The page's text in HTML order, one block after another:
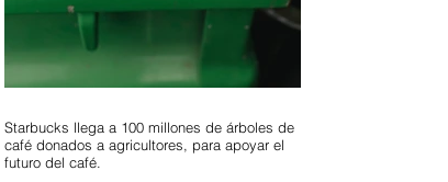
Starbucks llega a 100 millones de árboles de
café donados a agricultores, para apoyar el
futuro del café.